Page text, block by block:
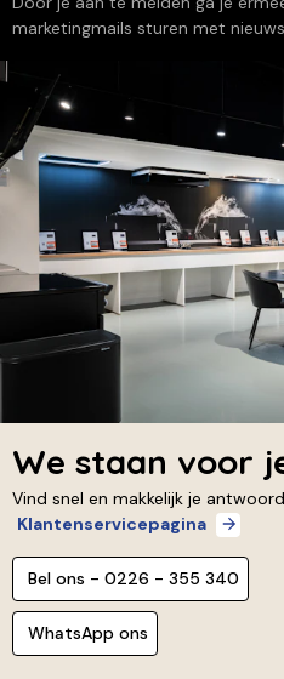
marketingmails sturen met
We staan voor
Vind snel en makkelijk je
Klantenservicepagina
Bel ons - 0226 - 355 340
WhatsApp ons